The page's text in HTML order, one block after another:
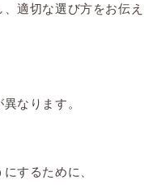
適切な選び方をお伝え
なります。
するために、